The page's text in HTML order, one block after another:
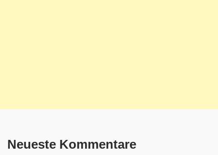
Neueste Kommentare